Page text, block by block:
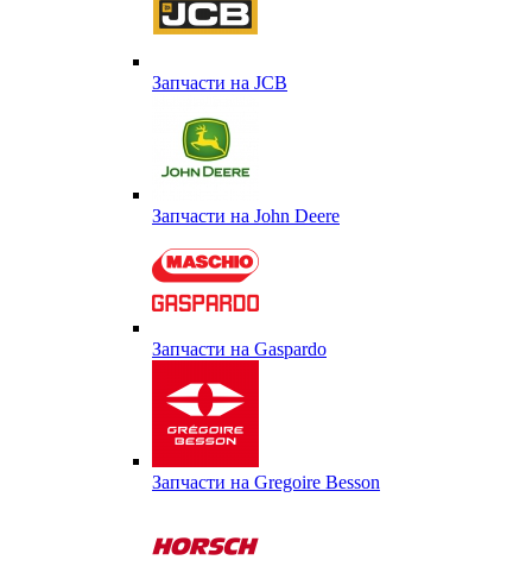
Запчасти на JCB
Запчасти на John Deere
Запчасти на Gaspardo
Запчасти на Gregoire Besson